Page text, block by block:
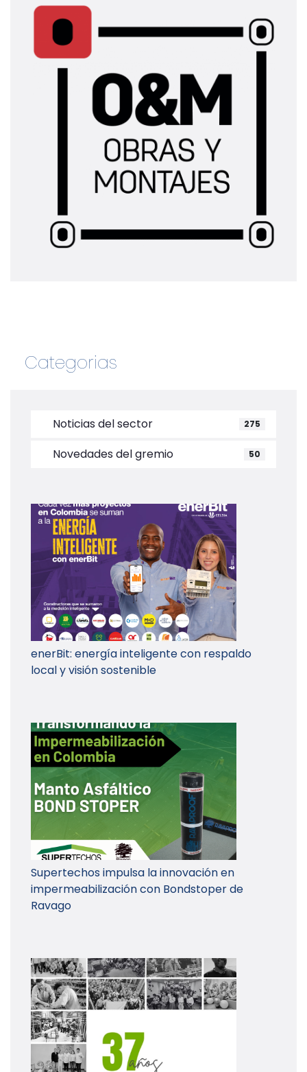
Categorias
Noticias del sector 275
Novedades del gremio 50
enerBit: energía inteligente con respaldo
local y visión sostenible
Supertechos impulsa la innovación en
impermeabilización con Bondstoper de
Ravago